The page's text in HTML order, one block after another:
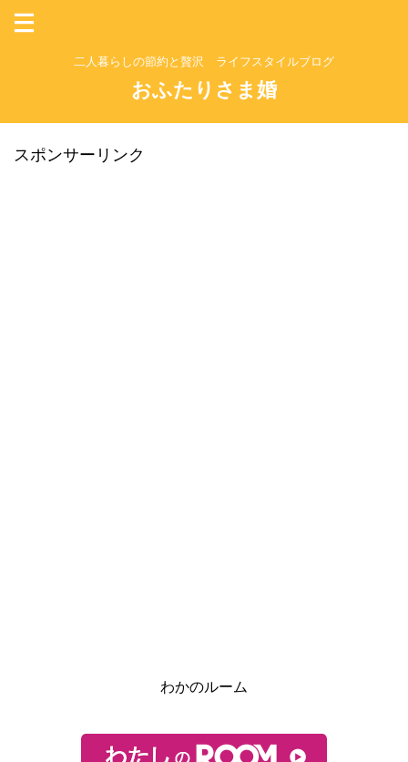
二人暮らしの節約と贅沢 ライフスタイルブログ
おふたりさま婚
スポンサーリンク
わかのルーム